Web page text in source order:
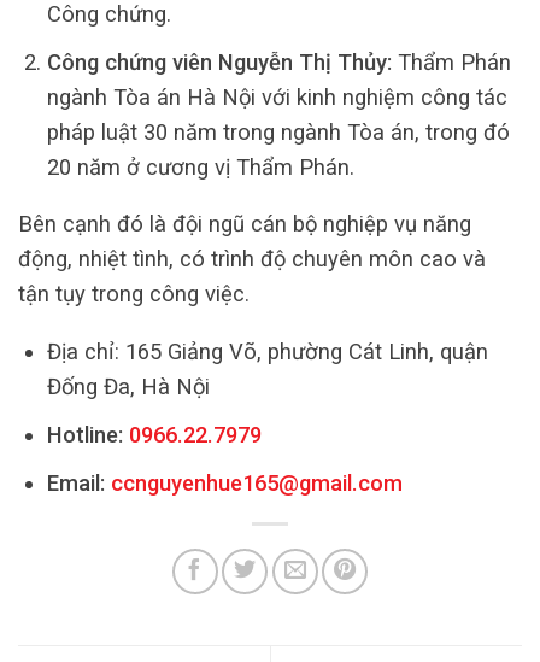
Công chứng.
Công chứng viên Nguyễn Thị Thủy: Thẩm Phán
ngành Tòa án Hà Nội với kinh nghiệm công tác
pháp luật 30 năm trong ngành Tòa án, trong đó
20 năm ở cương vị Thẩm Phán.
Bên cạnh đó là đội ngũ cán bộ nghiệp vụ năng
động, nhiệt tình, có trình độ chuyên môn cao và
tận tụy trong công việc.
Địa chỉ: 165 Giảng Võ, phường Cát Linh, quận
Đống Đa, Hà Nội
Hotline: 0966.22.7979
Email: ccnguyenhue165@gmail.com